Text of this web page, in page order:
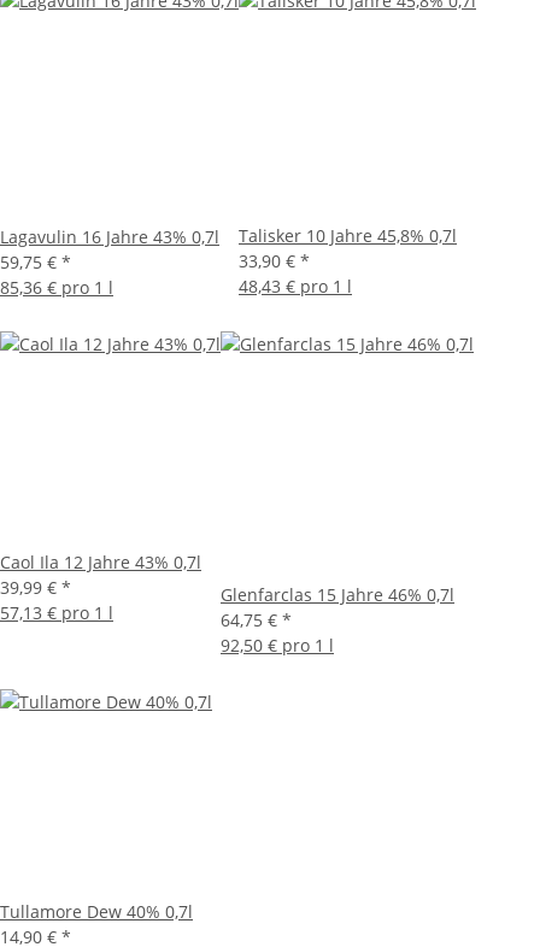
Lagavulin 16 Jahre 43% 0,7l
59,75 € *
85,36 € pro 1 l
Talisker 10 Jahre 45,8% 0,7l
33,90 € *
48,43 € pro 1 l
Caol Ila 12 Jahre 43% 0,7l
39,99 € *
57,13 € pro 1 l
Glenfarclas 15 Jahre 46% 0,7l
64,75 € *
92,50 € pro 1 l
Tullamore Dew 40% 0,7l
14,90 € *